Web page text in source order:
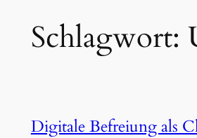
Schlagwort:
Digitale Befreiung als